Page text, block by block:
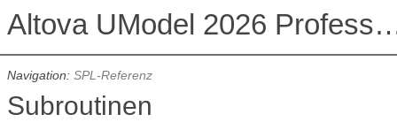
Altova UModel 2026
Navigation: SPL-Referenz
Subroutinen